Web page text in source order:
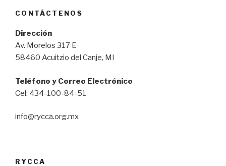
CONTÁCTENOS
Dirección
Av. Morelos 317 E
58460 Acuitzio del Canje, MI
Teléfono y Correo Electrónico
Cel: 434-100-84-51
info@rycca.org.mx
RYCCA